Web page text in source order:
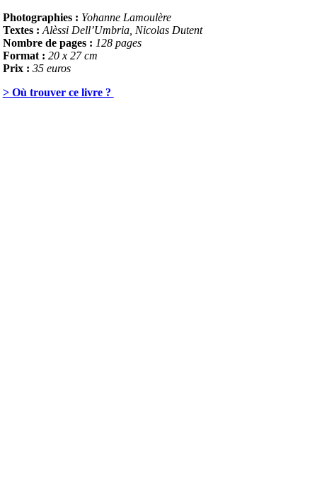
Photographies : Yohanne Lamoulère
Textes : Alèssi Dell’Umbria, Nicolas Dutent
Nombre de pages : 128 pages
Format : 20 x 27 cm
Prix : 35 euros
> Où trouver ce livre ?